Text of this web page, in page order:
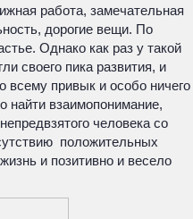
работа, замечательная
дорогие вещи. По
Однако как раз у такой
своего пика развития, и
всему привык и особо ничего
найти взаимопонимание,
человека со
положительных
и позитивно и весело